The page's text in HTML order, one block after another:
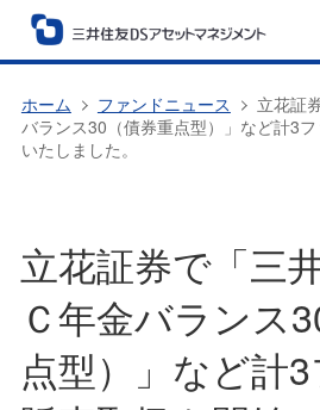
ホーム ファンドニュース
立花証
バランス30（債券重点型）」など計3
いたしました。
立花証券で「三
Ｃ年金バランス
点型）
」など計